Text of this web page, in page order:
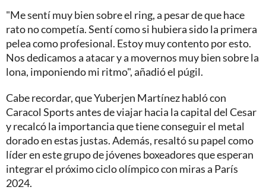
"Me sentí muy bien sobre el ring, a pesar de que hace
rato no competía. Sentí como si hubiera sido la primera
pelea como profesional. Estoy muy contento por esto.
Nos dedicamos a atacar y a movernos muy bien sobre la
lona, imponiendo mi ritmo", añadió el púgil.
Cabe recordar, que Yuberjen Martínez habló con
Caracol Sports antes de viajar hacia la capital del Cesar
y recalcó la importancia que tiene conseguir el metal
dorado en estas justas. Además, resaltó su papel como
líder en este grupo de jóvenes boxeadores que esperan
integrar el próximo ciclo olímpico con miras a París
2024.